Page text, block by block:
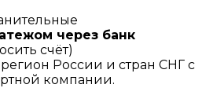
через банк
счёт)
России и стран СНГ с
компании.